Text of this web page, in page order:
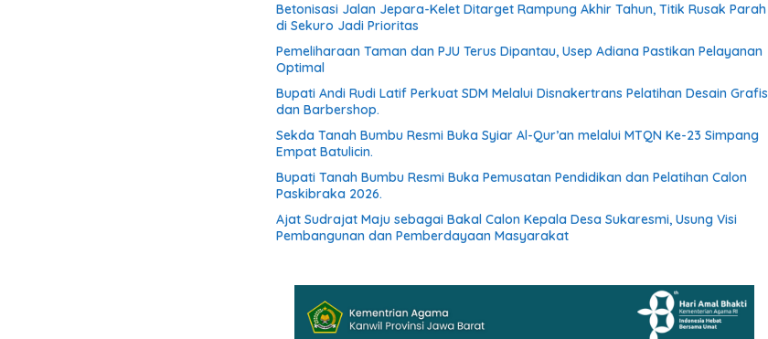
Betonisasi Jalan Jepara-Kelet Ditarget Rampung Akhir Tahun, Titik Rusak Parah
di Sekuro Jadi Prioritas
Pemeliharaan Taman dan PJU Terus Dipantau, Usep Adiana Pastikan Pelayanan
Optimal
Bupati Andi Rudi Latif Perkuat SDM Melalui Disnakertrans Pelatihan Desain Grafis
dan Barbershop.
Sekda Tanah Bumbu Resmi Buka Syiar Al-Qur’an melalui MTQN Ke-23 Simpang
Empat Batulicin.
Bupati Tanah Bumbu Resmi Buka Pemusatan Pendidikan dan Pelatihan Calon
Paskibraka 2026.
Ajat Sudrajat Maju sebagai Bakal Calon Kepala Desa Sukaresmi, Usung Visi
Pembangunan dan Pemberdayaan Masyarakat